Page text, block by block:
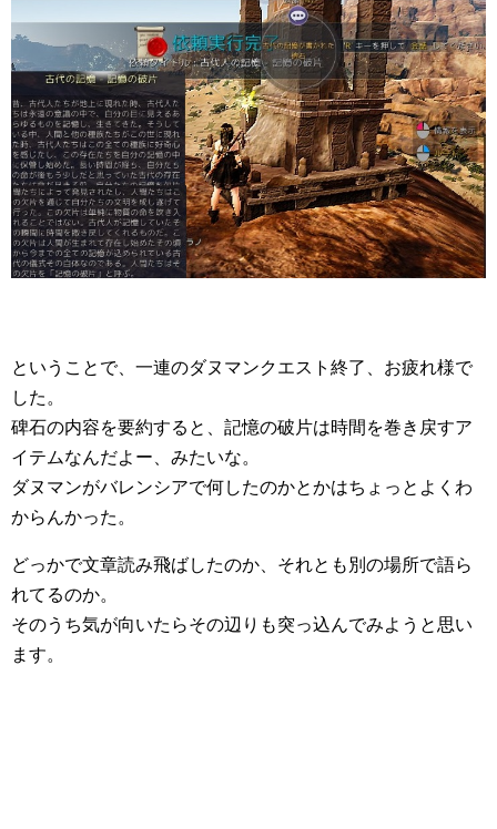
ということで、一連のダヌマンクエスト終了、お疲れ様で
した。
碑石の内容を要約すると、記憶の破片は時間を巻き戻すア
イテムなんだよー、みたいな。
ダヌマンがバレンシアで何したのかとかはちょっとよくわ
からんかった。
どっかで文章読み飛ばしたのか、それとも別の場所で語ら
れてるのか。
そのうち気が向いたらその辺りも突っ込んでみようと思い
ます。